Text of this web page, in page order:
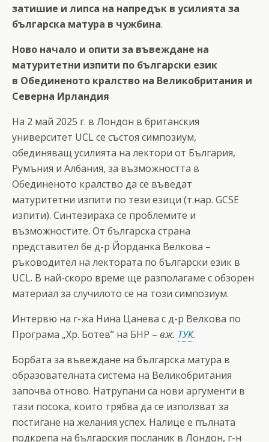
затишие и липса на напредък в усилията за
българска матура в чужбина.
Ново начало и опити за въвеждане на
матуритетни изпити по български език
в Обединеното кралство на Великобритания и
Северна Ирландия
На 2 май 2025 г. в Лондон в британския
университет UCL се състоя симпозиум,
обединяващ усилията на лектори от България,
Румъния и Албания, за възможността в
Обединеното кралство да се въведат
матуритетни изпити по тези езици (т.нар. GCSE
изпити). Синтезираха се проблемите и
възможностите. От българска страна
представител бе д-р Йорданка Велкова –
ръководител на лектората по български език в
UCL. В най-скоро време ще разполагаме с обзорен
материал за случилото се на този симпозиум.
Интервю на г-жа Нина Цанева с д-р Велкова по
Програма „Хр. Ботев” на БНР – вж. ТУК.
Борбата за въвеждане на българска матура в
образователната система на Великобритания
започва отново. Натрупани са нови аргументи в
тази посока, които трябва да се използват за
постигане на желания успех. Налице е пълната
подкрепа на българския посланик в Лондон, г-н